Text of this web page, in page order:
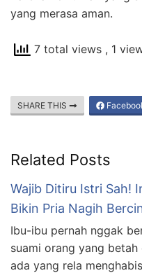
yang merasa aman.
7 total views , 1
SHARE THIS
Related Posts
Wajib Ditiru Istri Sah!
Bikin Pria Nagih
Ibu-ibu pernah nggak
suami orang yang
ada yang rela